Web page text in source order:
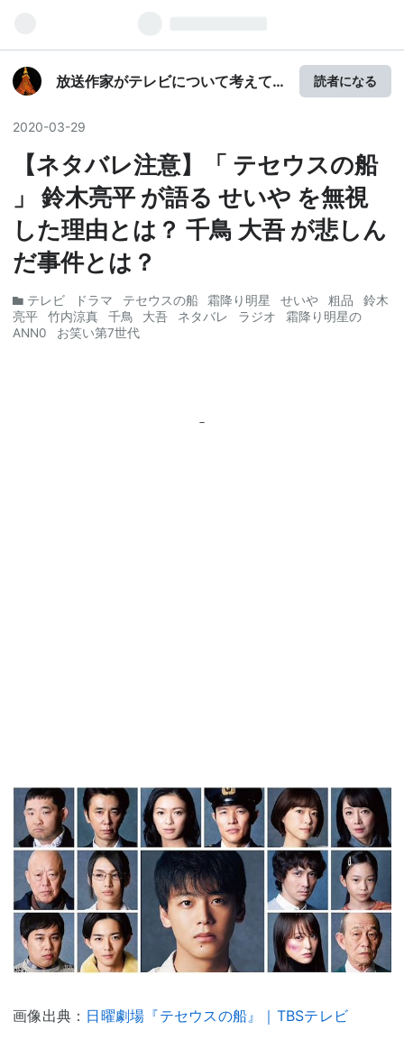
放送作家がテレビについて考えて
読者になる
2020-03-29
【ネタバレ注意】「 テセウスの船
」 鈴木亮平 が語る せいや を無視
した理由とは？ 千鳥 大吾 が悲しん
だ事件とは？
テレビ ドラマ テセウスの船 霜降り明星 せいや 粗品
鈴木
亮平
竹内涼真 千鳥 大吾 ネタバレ ラジオ
霜降り明星の
ANN0
お笑い第7世代
画像出典： 日曜劇場『テセウスの船』｜TBSテレビ